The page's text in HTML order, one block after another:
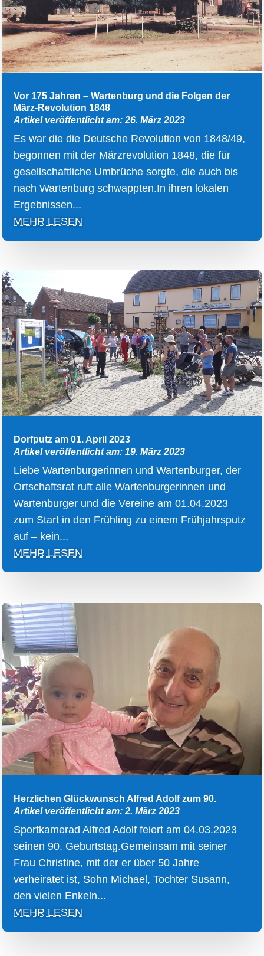
Vor 175 Jahren – Wartenburg und die Folgen der
März-Revolution 1848
Artikel veröffentlicht am: 26. März 2023
Es war die die Deutsche Revolution von 1848/49,
begonnen mit der Märzrevolution 1848, die für
gesellschaftliche Umbrüche sorgte, die auch bis
nach Wartenburg schwappten.In ihren lokalen
Ergebnissen...
MEHR LESEN
Dorfputz am 01. April 2023
Artikel veröffentlicht am: 19. März 2023
Liebe Wartenburgerinnen und Wartenburger, der
Ortschaftsrat ruft alle Wartenburgerinnen und
Wartenburger und die Vereine am 01.04.2023
zum Start in den Frühling zu einem Frühjahrsputz
auf – kein...
MEHR LESEN
Herzlichen Glückwunsch Alfred Adolf zum 90.
Artikel veröffentlicht am: 2. März 2023
Sportkamerad Alfred Adolf feiert am 04.03.2023
seinen 90. Geburtstag.Gemeinsam mit seiner
Frau Christine, mit der er über 50 Jahre
verheiratet ist, Sohn Michael, Tochter Susann,
den vielen Enkeln...
MEHR LESEN